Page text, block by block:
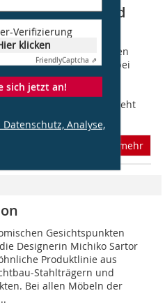
Verifizierung
klicken
FriendlyCaptcha ⇗
sich jetzt an!
Analyse,
Planen und
unserer Bauaufgaben
Gebäudebestand. Dabei
in
eine besondere
Die erwähnte Studie sieht
mehr
Gesichtspunkten
Designerin Michiko Sartor
Produktlinie aus
Stahlträgern und
Bei allen Möbeln der